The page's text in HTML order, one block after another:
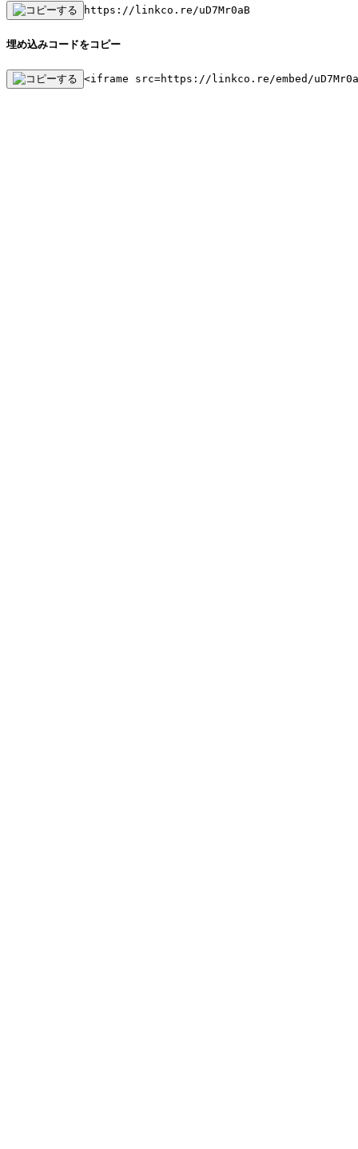
https://linkco.re/uD7Mr0aB
埋め込みコードをコピー
<iframe src=https://linkco.re/embed/